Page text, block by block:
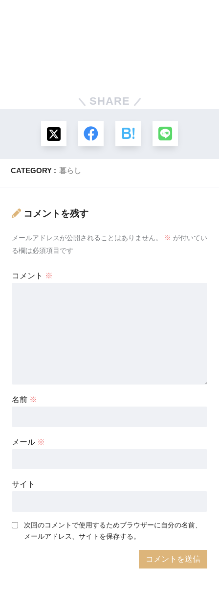
SHARE
CATEGORY : 暮らし
コメントを残す
メールアドレスが公開されることはありません。 ※ が付いてい
る欄は必須項目です
コメント ※
名前 ※
メール ※
サイト
次回のコメントで使用するためブラウザーに自分の名前、
メールアドレス、サイトを保存する。